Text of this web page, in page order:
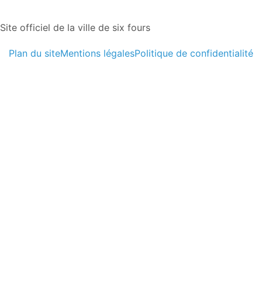
Site officiel de la ville de six fours
Plan du siteMentions légalesPolitique de confidentialité